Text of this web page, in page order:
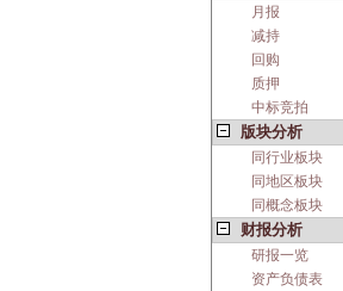
月报
减持
回购
质押
中标竞拍
版块分析
同行业板块
同地区板块
同概念板块
财报分析
研报一览
资产负债表